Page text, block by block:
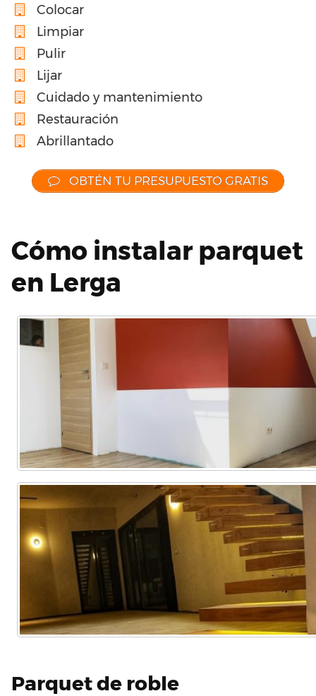
Colocar
Limpiar
Pulir
Lijar
Cuidado y mantenimiento
Restauración
Abrillantado
OBTÉN TU PRESUPUESTO GRATIS
Cómo instalar parquet
en Lerga
Parquet de roble